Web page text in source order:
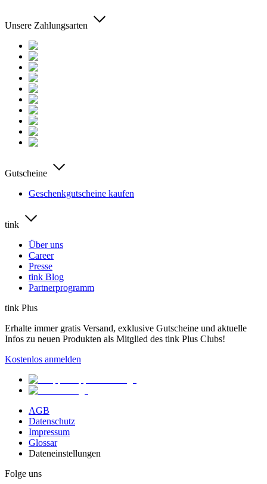
Unsere Zahlungsarten
Gutscheine
Geschenkgutscheine kaufen
tink
Über uns
Career
Presse
tink Blog
Partnerprogramm
tink Plus
Erhalte immer gratis Versand, exklusive Gutscheine und aktuelle
Infos zu neuen Produkten als Mitglied des tink Plus Clubs!
Kostenlos anmelden
AGB
Datenschutz
Impressum
Glossar
Dateneinstellungen
Folge uns